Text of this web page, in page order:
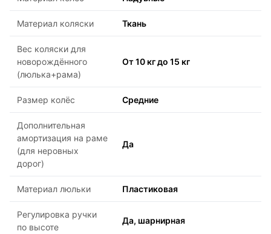
Материал коляски Ткань
Вес коляски для
новорождённого
(люлька+рама)
От 10 кг до 15 кг
Размер колёс Средние
Дополнительная
амортизация на раме
(для неровных
дорог)
Да
Материал люльки Пластиковая
Регулировка ручки
по высоте
Да, шарнирная